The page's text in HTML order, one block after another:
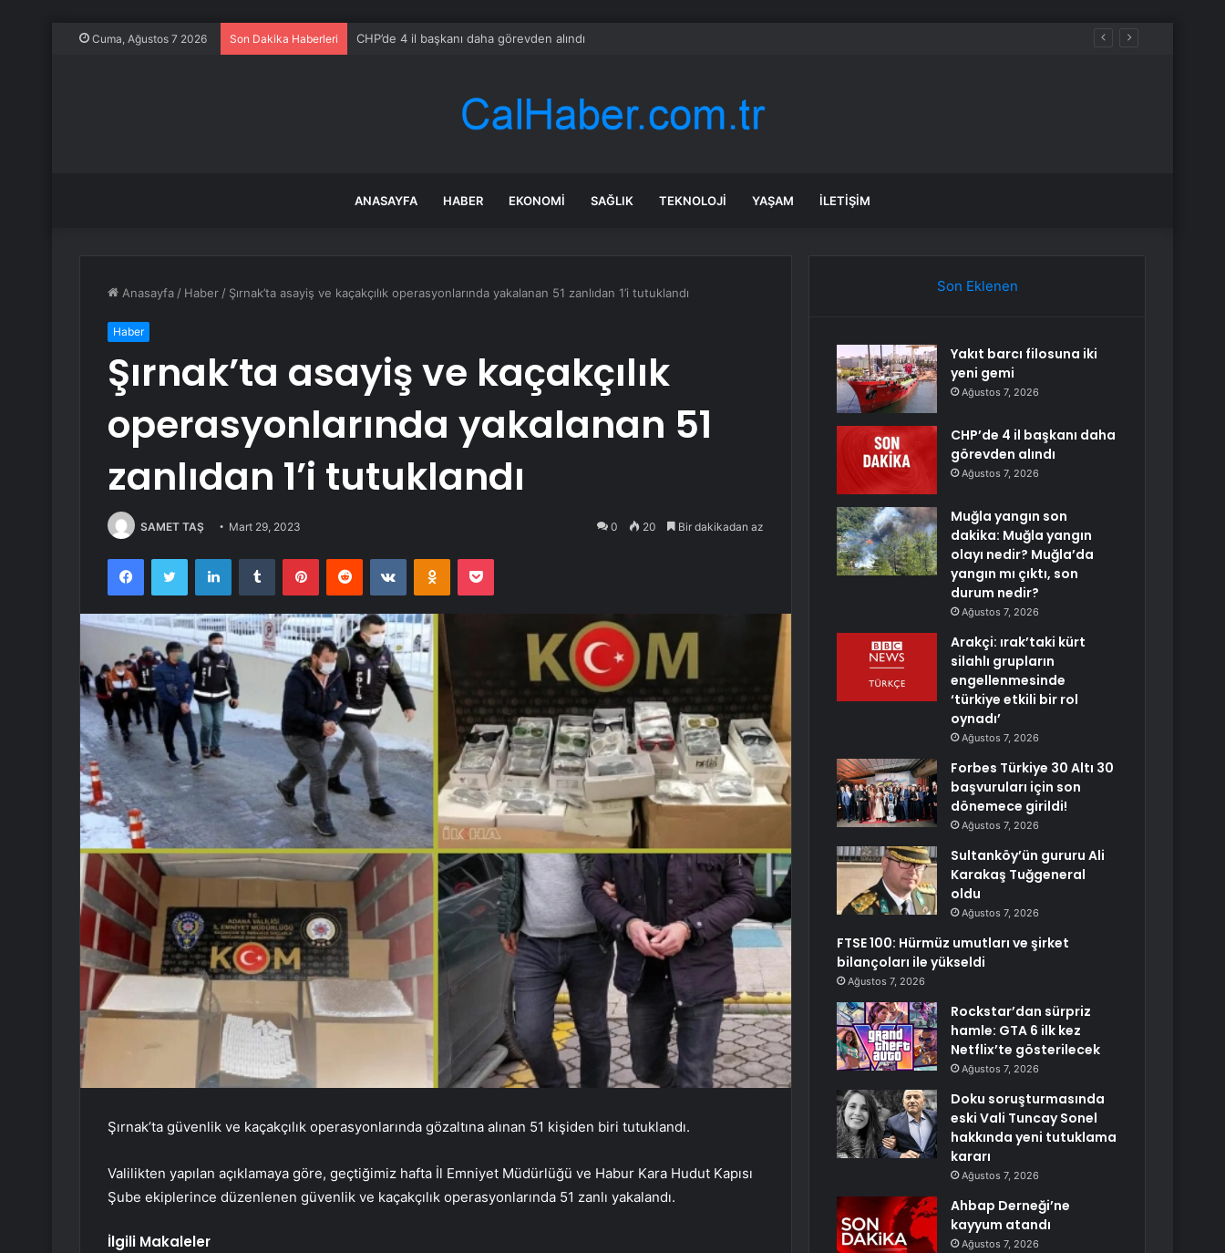
Cuma, Ağustos 7 2026 Son Dakika Haberleri CHP’de 4 il başkanı daha görevden alındı
ANASAYFA HABER EKONOMI SAĞLIK TEKNOLOJI YAŞAM İLETIŞIM
Anasayfa / Haber / Şırnak’ta asayiş ve kaçakçılık operasyonlarında yakalanan 51 zanlıdan 1’i tutuklandı
Haber
Şırnak’ta asayiş ve kaçakçılık
operasyonlarında yakalanan 51
zanlıdan 1’i tutuklandı
SAMET TAŞ Mart 29, 2023 0 20 Bir dakikadan az
FacebookTwitter LinkedInTumblr PinterestReddit VKontakteOdnoklassniki
Pocket
Şırnak’ta güvenlik ve kaçakçılık operasyonlarında gözaltına alınan 51 kişiden biri tutuklandı.
Valilikten yapılan açıklamaya göre, geçtiğimiz hafta İl Emniyet Müdürlüğü ve Habur Kara Hudut Kapısı
Şube ekiplerince düzenlenen güvenlik ve kaçakçılık operasyonlarında 51 zanlı yakalandı.
İlgili Makaleler
Son Eklenen
Yakıt barcı filosuna iki
yeni gemi
Ağustos 7, 2026
CHP’de 4 il başkanı daha
görevden alındı
Ağustos 7, 2026
Muğla yangın son
dakika: Muğla yangın
olayı nedir? Muğla’da
yangın mı çıktı, son
durum nedir?
Ağustos 7, 2026
Arakçi: ırak’taki kürt
silahlı grupların
engellenmesinde
‘türkiye etkili bir rol
oynadı’
Ağustos 7, 2026
Forbes Türkiye 30 Altı 30
başvuruları için son
dönemece girildi!
Ağustos 7, 2026
Sultanköy’ün gururu Ali
Karakaş Tuğgeneral
oldu
Ağustos 7, 2026
FTSE 100: Hürmüz umutları ve şirket
bilançoları ile yükseldi
Ağustos 7, 2026
Rockstar’dan sürpriz
hamle: GTA 6 ilk kez
Netflix’te gösterilecek
Ağustos 7, 2026
Doku soruşturmasında
eski Vali Tuncay Sonel
hakkında yeni tutuklama
kararı
Ağustos 7, 2026
Ahbap Derneği’ne
kayyum atandı
Ağustos 7, 2026